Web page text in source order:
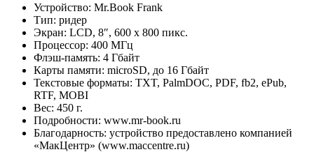
Устройство: Mr.Book Frank
Тип: ридер
Экран: LCD, 8″, 600 x 800 пикс.
Процессор: 400 МГц
Флэш-память: 4 Гбайт
Карты памяти: microSD, до 16 Гбайт
Текстовые форматы: TXT, PalmDOC, PDF, fb2, ePub,
RTF, MOBI
Вес: 450 г.
Подробности: www.mr-book.ru
Благодарность: устройство предоставлено компанией
«МакЦентр» (www.maccentre.ru)